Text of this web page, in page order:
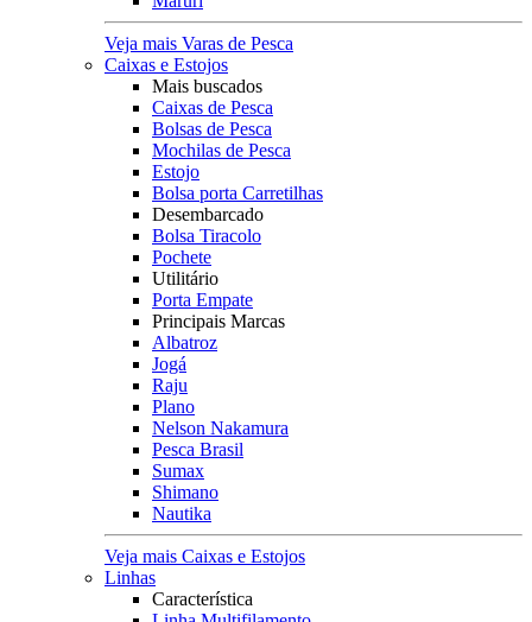
Veja mais Varas de Pesca
Caixas e Estojos
Mais buscados
Caixas de Pesca
Bolsas de Pesca
Mochilas de Pesca
Estojo
Bolsa porta Carretilhas
Desembarcado
Bolsa Tiracolo
Pochete
Utilitário
Porta Empate
Principais Marcas
Albatroz
Jogá
Raju
Plano
Nelson Nakamura
Pesca Brasil
Sumax
Shimano
Nautika
Veja mais Caixas e Estojos
Linhas
Característica